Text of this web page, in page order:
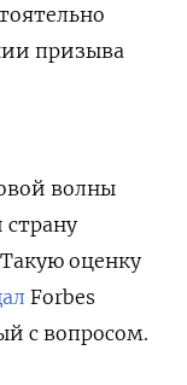
призыва
волны
страну
оценку
Forbes
с вопросом.